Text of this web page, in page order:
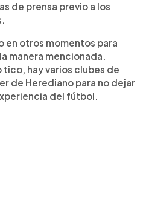
de prensa previo a los
en otros momentos para
manera mencionada.
tico, hay varios clubes de
de Herediano para no dejar
del fútbol.